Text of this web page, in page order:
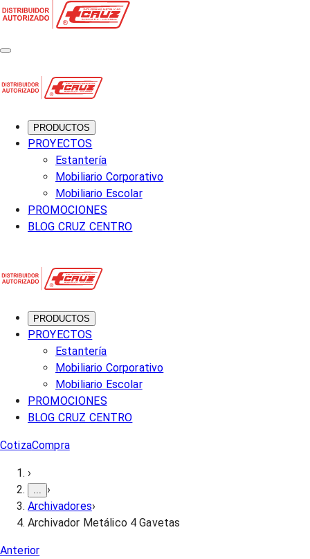
PRODUCTOS
PROYECTOS
Estantería
Mobiliario Corporativo
Mobiliario Escolar
PROMOCIONES
BLOG CRUZ CENTRO
PRODUCTOS
PROYECTOS
Estantería
Mobiliario Corporativo
Mobiliario Escolar
PROMOCIONES
BLOG CRUZ CENTRO
CotizaCompra
›
›
Archivadores›
Archivador Metálico 4 Gavetas
Anterior